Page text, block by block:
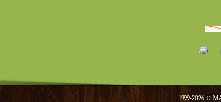
1999-2026 ©